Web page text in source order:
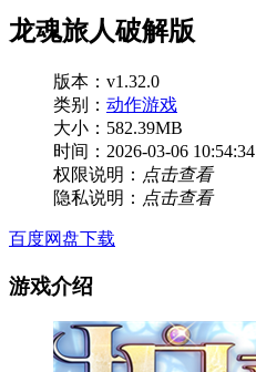
龙魂旅人破解版
版本：v1.32.0
类别： 动作游戏
大小：582.39MB
时间：2026-03-06 10:54:34
权限说明： 点击查看
隐私说明： 点击查看
百度网盘下载
游戏介绍